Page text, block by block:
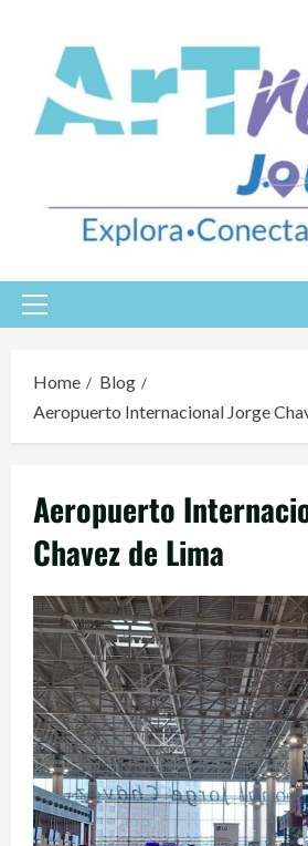
content
Primary
Home
Blog
Aeropuerto Internacional Jorge
Aeropuerto
Chavez de Lima